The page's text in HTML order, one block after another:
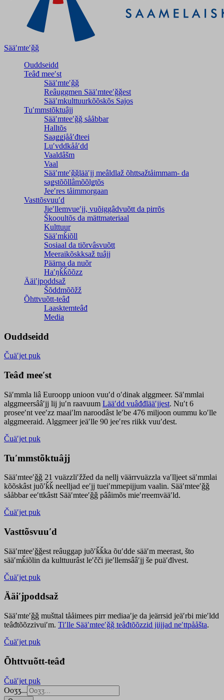
Sääʹmteʹǧǧ
Ouddseidd
Teâđ meeʹst
Sääʹmteʹǧǧ
Reâuggmen Sääʹmteeʹǧǧest
Sääʹmkulttuurkõõskõs Sajos
Tuʹmmstõktuâjj
Sääʹmteeʹǧǧ sååbbar
Halltõs
Saaǥǥjååʹđteei
Luʹvddkååʹdd
Vaaldâšm
Vaal
Sääʹmteʹǧǧlääʹjj meâldlaž õhttsažtåimmam- da
saǥstõõllâmõõlǥtõs
Jeeʹres tåimmorgaan
Vasttõsvuuʹd
Jieʹllemvueʹjj, vuõiggâdvuõtt da pirrõs
Škooultõs da mättmateriaal
Kulttuur
Sääʹmǩiõll
Sosiaal da tiõrvâsvuõtt
Meeraikõskksaž tuâjj
Päärna da nuõr
Haʹŋǩǩõõzz
Ääiʹjpoddsaž
Šõddmõõžž
Õhttvuõtt-teâđ
Laasktemteâđ
Media
Ouddseidd
Čuäʹjet puk
Teâđ meeʹst
Säʹmmla liâ Euroopp unioon vuuʹd oʹdinak alggmeer. Säʹmmlai
alggmeersââʹjj lij juʹn raavuum Lääʹdd vuâđđlääʹjjest. Nuʹt 6
proseeʹnt veeʹzz maaiʹlm naroodâst leʹbe 476 miljoon oummu koʹlle
alggmeeraid. Alggmeer jeäʹlle 90 jeeʹres riikk vuuʹdest.
Čuäʹjet puk
Tuʹmmstõktuâjj
Sääʹmteeʹǧǧ 21 vuäzzliʹžžed da nellj väärrvuäzzla vaʹlljeet säʹmmlai
kõõskâst juõʹǩǩ neelljad eeʹjj tueiʹmmepijjum vaalin. Sääʹmteeʹǧǧ
sååbbar eeʹttkâstt Sääʹmteeʹǧǧ pââimõs mieʹrreemvääʹld.
Čuäʹjet puk
Vasttõsvuuʹd
Sääʹmteeʹǧǧest reâuggap juõʹǩǩka õuʹdde sääʹm meerast, što
sääʹmǩiõlin da kulttuurâst leʹčči jieʹllemsââʹjj še puäʹđlvest.
Čuäʹjet puk
Ääiʹjpoddsaž
Sääʹmteʹǧǧ mušttal tååimees pirr mediaaʹje da jeärrsid jeäʹrbi mieʹldd
teâđtõõzzivuiʹm. Tiʹlle Sääʹmteeʹǧǧ teâđtõõzzid jiijjad neʹttpååšta.
Čuäʹjet puk
Õhttvuõtt-teâđ
Čuäʹjet puk
Ooʒʒ...